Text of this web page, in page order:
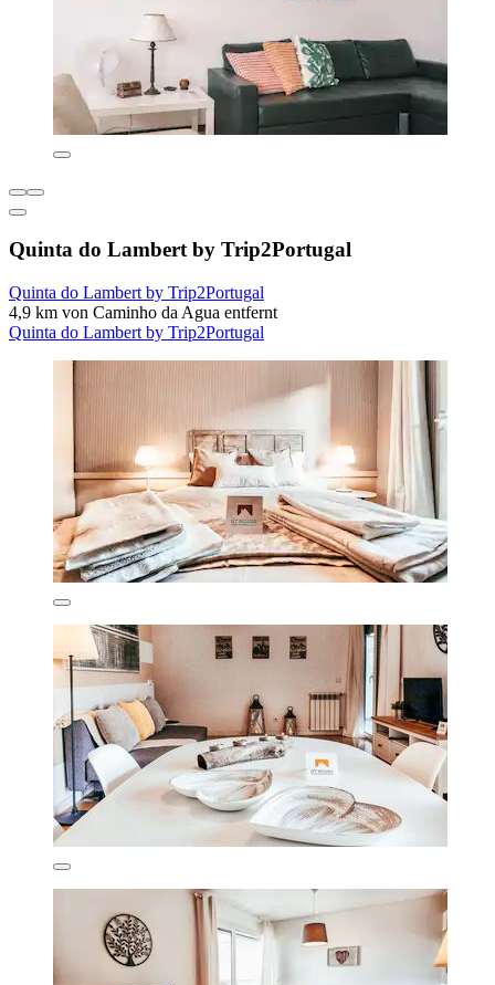
Quinta do Lambert by Trip2Portugal
Quinta do Lambert by Trip2Portugal
4,9 km von Caminho da Agua entfernt
Quinta do Lambert by Trip2Portugal